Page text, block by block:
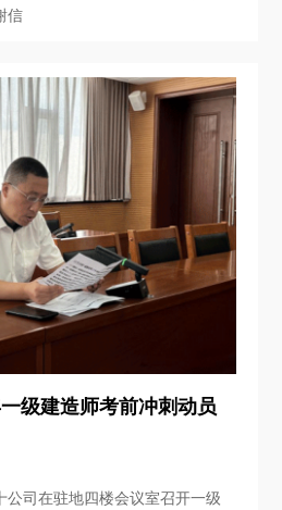
信
级建造师考前冲刺动员
司在驻地四楼会议室召开一级